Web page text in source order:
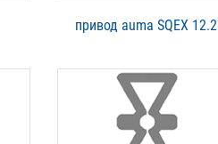
привод auma SQEX 12.2